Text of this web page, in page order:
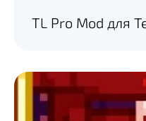
TL Pro Mod для